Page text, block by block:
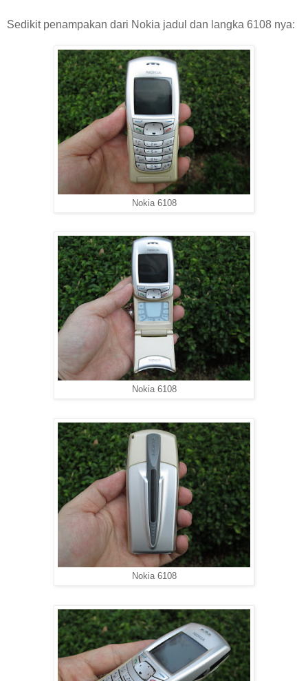
Sedikit penampakan dari Nokia jadul dan langka 6108 nya:
Nokia 6108
Nokia 6108
Nokia 6108